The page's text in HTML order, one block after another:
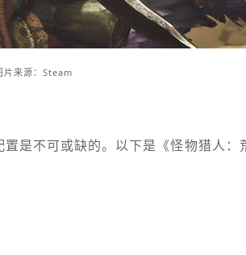
片来源：Steam
是不可或缺的。以下是《怪物猎人：